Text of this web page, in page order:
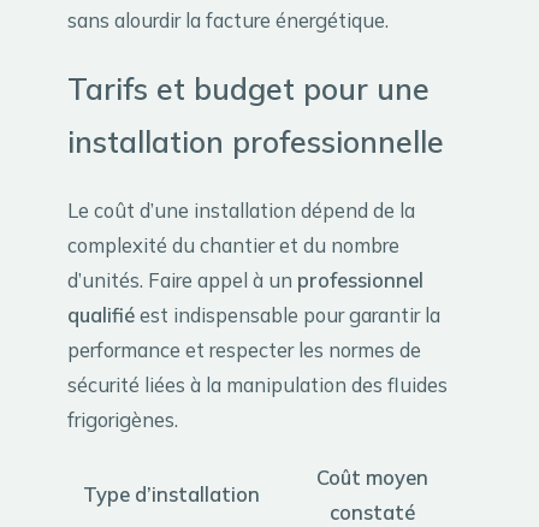
sans alourdir la facture énergétique.
Tarifs et budget pour une
installation professionnelle
Le coût d’une installation dépend de la
complexité du chantier et du nombre
d’unités. Faire appel à un professionnel
qualifiéest indispensable pour garantir la
performance et respecter les normes de
sécurité liées à la manipulation des fluides
frigorigènes.
Type d’installation
Coût moyen
constaté